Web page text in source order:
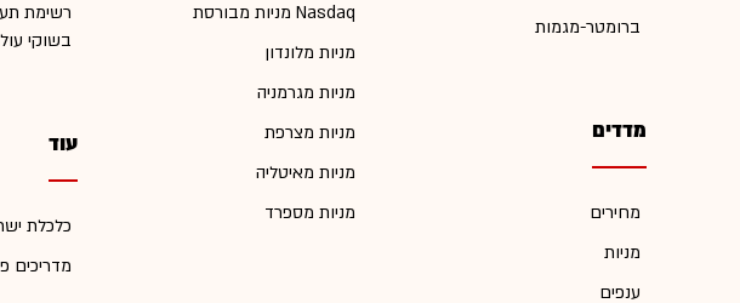
ברומטר-מגמות
מדדים
מחירים
מניות
ענפים
מניות מבורסת Nasdaq
מניות מלונדון
מניות מגרמניה
מניות מצרפת
מניות מאיטליה
מניות מספרד
רשימת
בשוקי
עוד
כלכלת
מדריכים